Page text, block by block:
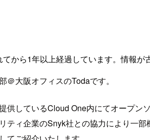
から1年以上経過しています。情報が
＠大阪オフィスのTodaです。
供しているCloud One内にてオープン
ティ企業のSnyk社との協力により一